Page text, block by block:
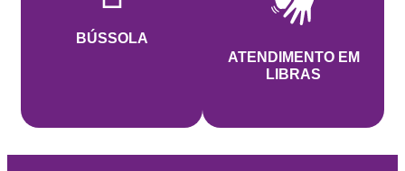
BÚSSOLA
ATENDIMENTO EM
LIBRAS